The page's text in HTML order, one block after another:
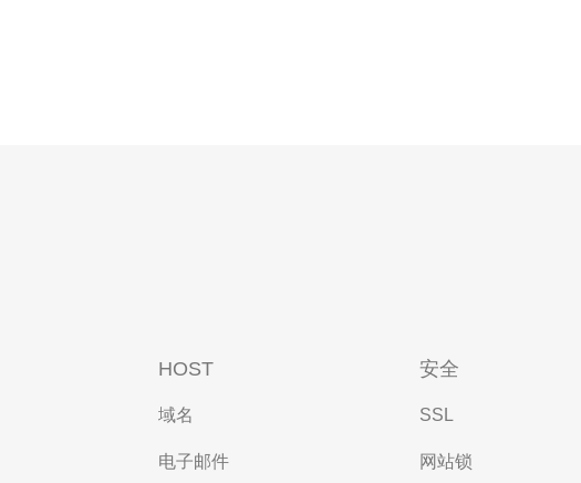
HOST
域名
电子邮件
安全
SSL
网站锁